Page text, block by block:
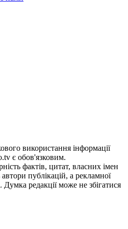
використання iнформацiї
є обов'язковим.
фактів, цитат, власних імен
публікацій, а рекламної
Думка редакцiї може не збiгатися